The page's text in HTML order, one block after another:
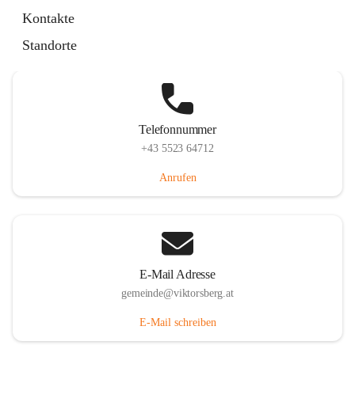
Kontakte
Standorte
Telefonnummer
+43 5523 64712
Anrufen
E-Mail Adresse
gemeinde@viktorsberg.at
E-Mail schreiben